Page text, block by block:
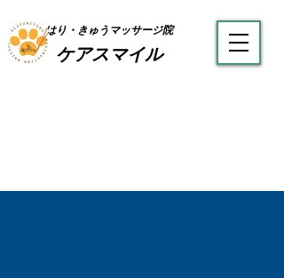
はり・きゅうマッサージ院
ケアスマイル